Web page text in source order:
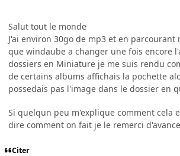
Salut tout le monde
J'ai environ 30go de mp3 et en parcourant
que windaube a changer une fois encore
dossiers en Miniature je me suis rendu
de certains albums affichais la pochette
possedais pas l'image dans le dossier en
Si quelqun peu m'explique comment cela
dire comment on fait je le remerci d'avance
Citer